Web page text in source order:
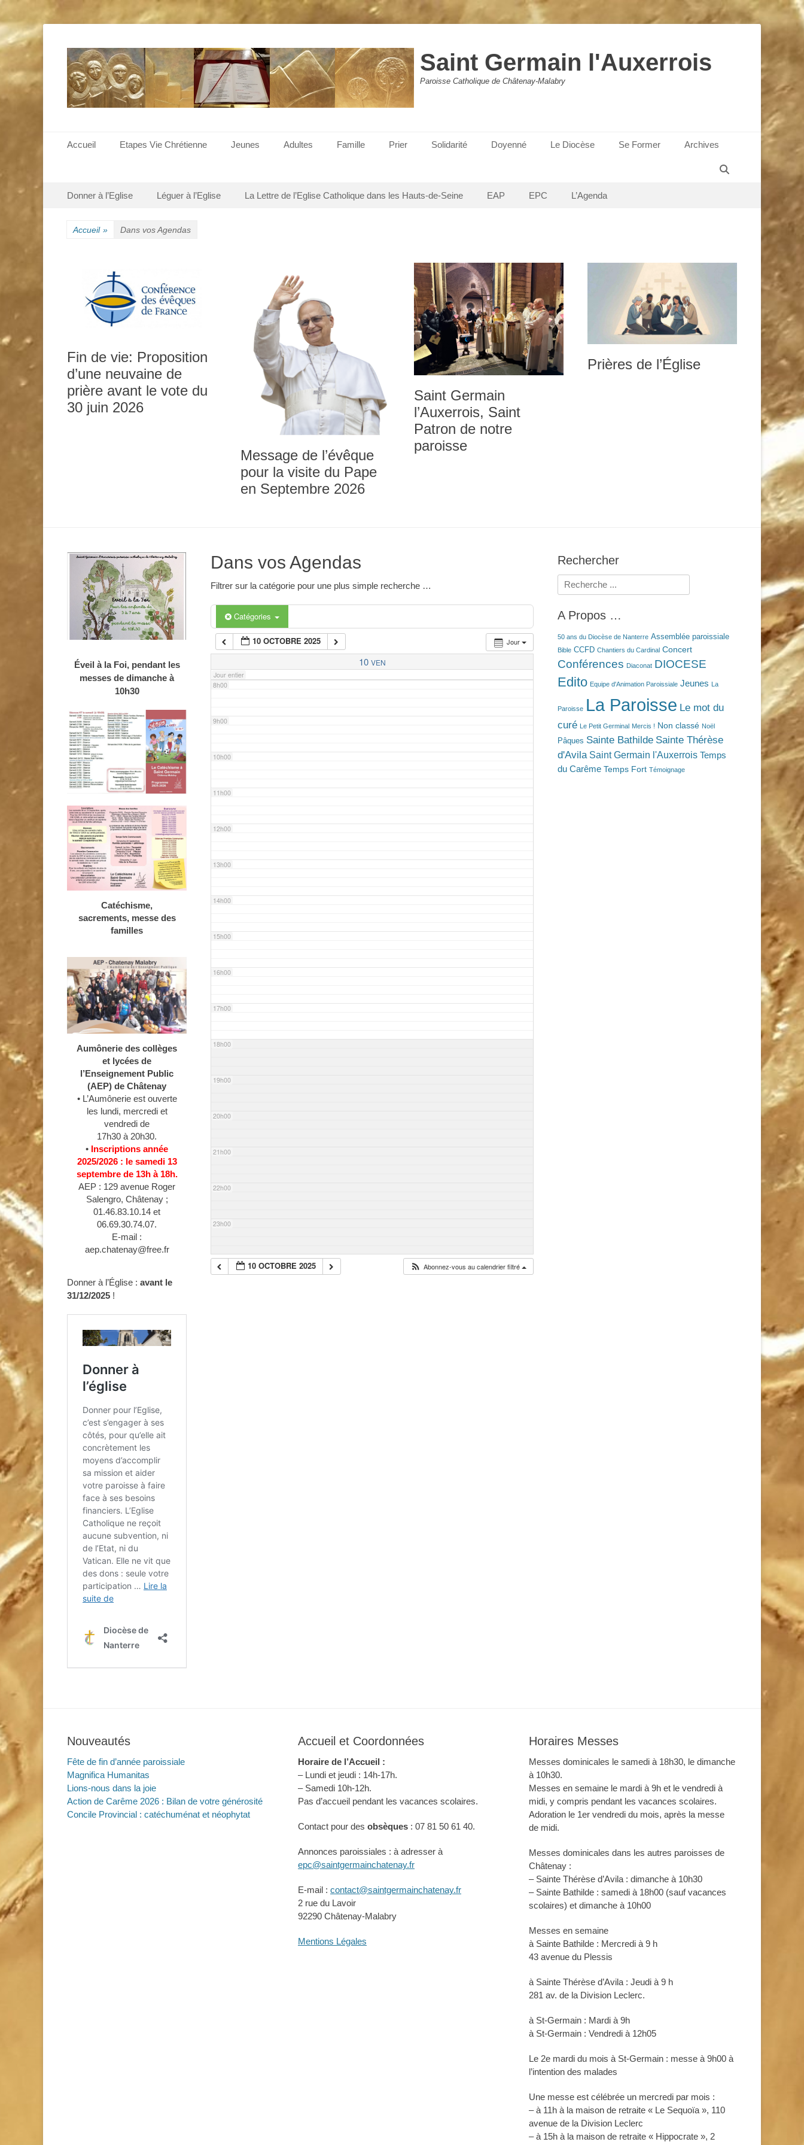
Saint Germain l'Auxerrois
Paroisse Catholique de Châtenay-Malabry
Menu principal
Accueil Etapes Vie Chrétienne Jeunes Adultes Famille Prier Solidarité Doyenné Le Diocèse Se Former
Archives
Menu secondaire
Donner à l’Eglise Léguer à l’Eglise La Lettre de l’Eglise Catholique dans les Hauts-de-Seine EAP EPC L’Agenda
Accueil » Dans vos Agendas
Fin de vie: Proposition
d’une neuvaine de
prière avant le vote du
30 juin 2026
Message de l’évêque
pour la visite du Pape
en Septembre 2026
Saint Germain
l’Auxerrois, Saint
Patron de notre
paroisse
Prières de l’Église
Dans vos Agendas
Filtrer sur la catégorie pour une plus simple recherche …
Catégories
Jour
10 OCTOBRE 2025
10 VEN
Jour entier
6h00
7h00
8h00
9h00
10h00
11h00
12h00
13h00
14h00
15h00
16h00
17h00
18h00
19h00
20h00
21h00
22h00
23h00
10 OCTOBRE 2025 Abonnez-vous au calendrier filtré
Rechercher
Rechercher :
A Propos …
50 ans du Diocèse de Nanterre Assemblée paroissiale
Bible CCFD Chantiers du Cardinal Concert
Conférences Diaconat DIOCESE
Edito Equipe d'Animation Paroissiale Jeunes La
Paroisse La Paroisse Le mot du
curé
Le Petit Germinal Mercis ! Non classé Noël
Pâques Sainte Bathilde Sainte Thérèse
d'Avila Saint Germain l'Auxerrois Temps
du Carême Temps Fort Témoignage
Éveil à la Foi, pendant les
messes de dimanche à
10h30
Catéchisme,
sacrements, messe des
familles
Aumônerie des collèges
et lycées de
l’Enseignement Public
(AEP) de Châtenay
• L’Aumônerie est ouverte
les lundi, mercredi et
vendredi de
17h30 à 20h30.
• Inscriptions année
2025/2026 : le samedi 13
septembre de 13h à 18h.
AEP : 129 avenue Roger
Salengro, Châtenay ;
01.46.83.10.14 et
06.69.30.74.07.
E-mail :
aep.chatenay@free.fr
Donner à l’Église : avant le
31/12/2025 !
Nouveautés
Fête de fin d’année paroissiale
Magnifica Humanitas
Lions-nous dans la joie
Action de Carême 2026 : Bilan de votre générosité
Concile Provincial : catéchuménat et néophytat
Accueil et Coordonnées
Horaire de l’Accueil :
– Lundi et jeudi : 14h-17h.
– Samedi 10h-12h.
Pas d’accueil pendant les vacances scolaires.
Contact pour des obsèques : 07 81 50 61 40.
Annonces paroissiales : à adresser à
epc@saintgermainchatenay.fr
E-mail : contact@saintgermainchatenay.fr
2 rue du Lavoir
92290 Châtenay-Malabry
Mentions Légales
Horaires Messes
Messes dominicales le samedi à 18h30, le dimanche
à 10h30.
Messes en semaine le mardi à 9h et le vendredi à
midi, y compris pendant les vacances scolaires.
Adoration le 1er vendredi du mois, après la messe
de midi.
Messes dominicales dans les autres paroisses de
Châtenay :
– Sainte Thérèse d’Avila : dimanche à 10h30
– Sainte Bathilde : samedi à 18h00 (sauf vacances
scolaires) et dimanche à 10h00
Messes en semaine
à Sainte Bathilde : Mercredi à 9 h
43 avenue du Plessis
à Sainte Thérèse d’Avila : Jeudi à 9 h
281 av. de la Division Leclerc.
à St-Germain : Mardi à 9h
à St-Germain : Vendredi à 12h05
Le 2e mardi du mois à St-Germain : messe à 9h00 à
l’intention des malades
Une messe est célébrée un mercredi par mois :
– à 11h à la maison de retraite « Le Sequoïa », 110
avenue de la Division Leclerc
– à 15h à la maison de retraite « Hippocrate », 2